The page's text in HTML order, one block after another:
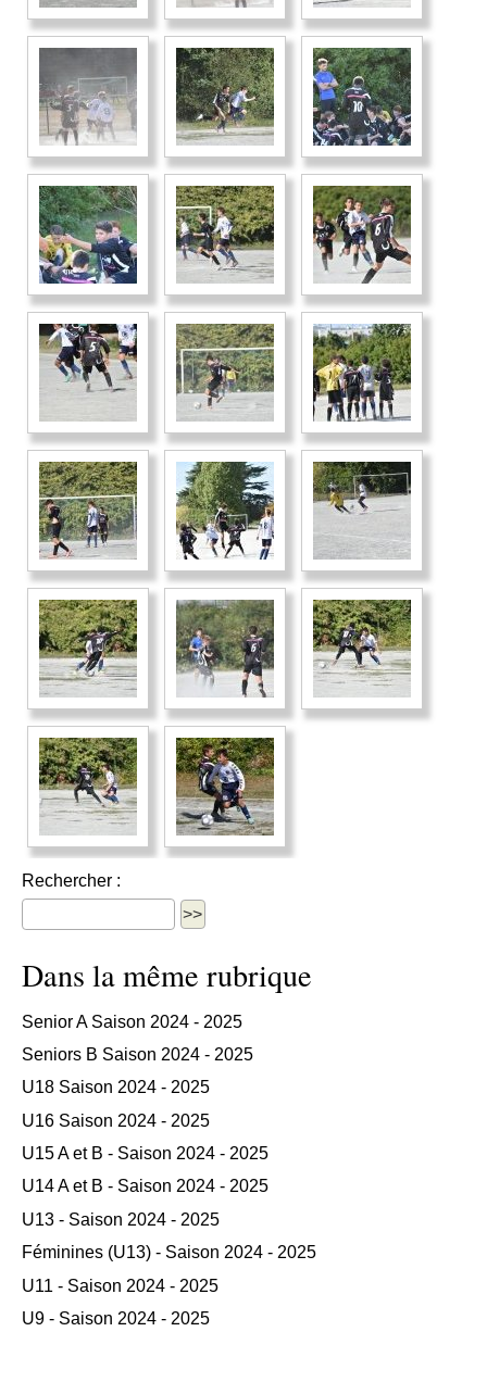
Rechercher :
Dans la même rubrique
Senior A Saison 2024 - 2025
Seniors B Saison 2024 - 2025
U18 Saison 2024 - 2025
U16 Saison 2024 - 2025
U15 A et B - Saison 2024 - 2025
U14 A et B - Saison 2024 - 2025
U13 - Saison 2024 - 2025
Féminines (U13) - Saison 2024 - 2025
U11 - Saison 2024 - 2025
U9 - Saison 2024 - 2025